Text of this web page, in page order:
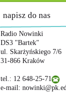
napisz do nas
Radio Nowinki
DS3 "Bartek"
ul. Skarżyńskiego 7/6
31-866 Kraków
tel.: 12 648-25-71
e-mail: